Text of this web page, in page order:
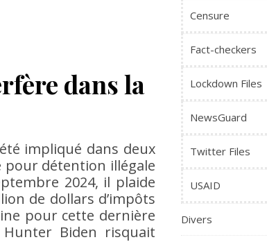
dans la
impliqué dans deux
pour détention illégale
2024, il plaide
de dollars d’impôts
pour cette dernière
Biden risquait
Censure
Fact-checkers
Lockdown Files
NewsGuard
Twitter Files
USAID
Divers